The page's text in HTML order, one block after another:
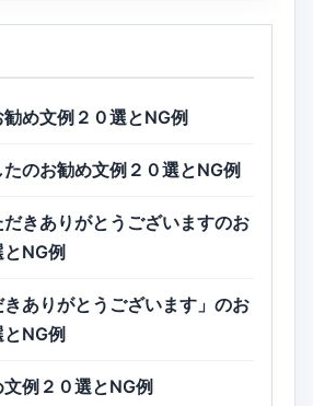
め文例２０選とNG例
のお勧め文例２０選とNG例
きありがとうございますのお
NG例
きありがとうございます」のお
NG例
例２０選とNG例